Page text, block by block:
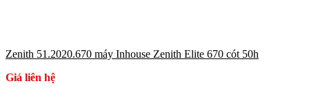
Zenith 51.2020.670 máy Inhouse Zenith Elite 670 cót 50h
Giá liên hệ